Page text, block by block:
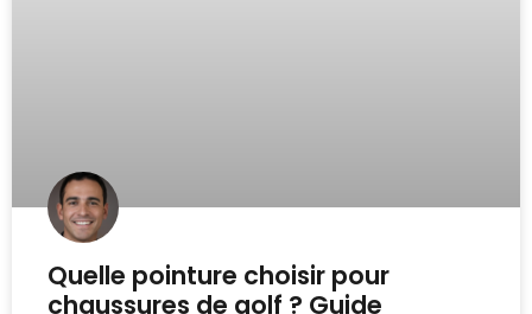
Quelle pointure choisir pour
chaussures de golf ? Guide